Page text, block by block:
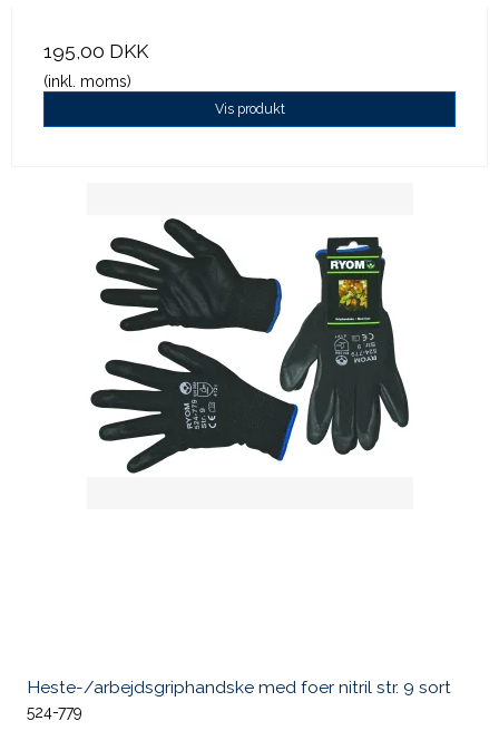
195,00 DKK
(inkl. moms)
Vis produkt
Heste-/arbejdsgriphandske med foer nitril str. 9 sort
524-779